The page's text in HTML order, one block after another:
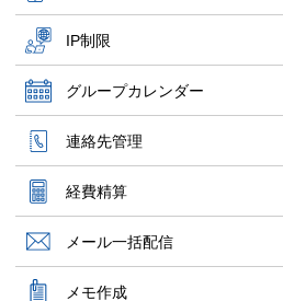
IP制限
グループカレンダー
連絡先管理
経費精算
メール一括配信
メモ作成